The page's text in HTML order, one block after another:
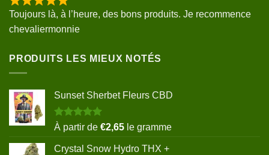
Toujours là, à l’heure, des bons produits. Je recommence
chevaliermonnie
PRODUITS LES MIEUX NOTÉS
Sunset Sherbet Fleurs CBD
Note5.00
sur 5
À partir de €2,65 le gramme
Crystal Snow Hydro THX +